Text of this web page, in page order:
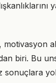
biri. Bu
sonuçlara